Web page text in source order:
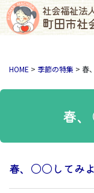
社会福祉法
町田市社
コンテンツへスキップ
メインナビ
HOME > 季節の特集 > 春
春
春、〇〇してみ